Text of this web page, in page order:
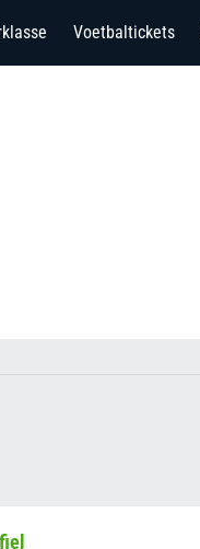
Voetbaltickets